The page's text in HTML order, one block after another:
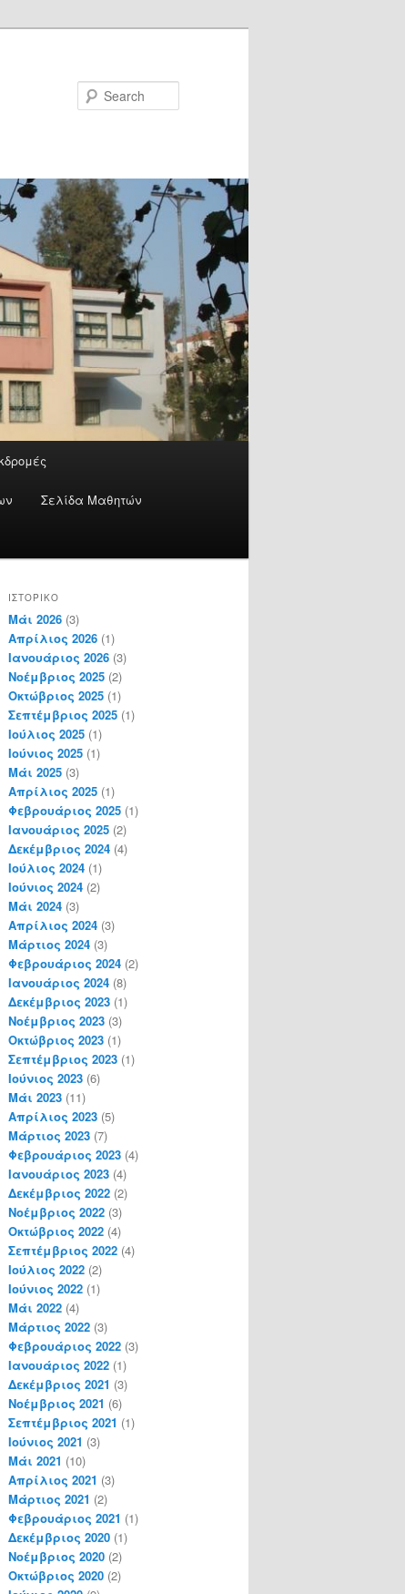
Σελίδα Μαθητών
ΙΣΤΟΡΙΚΌ
Μάι 2026 (3)
Απρίλιος 2026 (1)
Ιανουάριος 2026 (3)
Νοέμβριος 2025 (2)
Οκτώβριος 2025 (1)
Σεπτέμβριος 2025 (1)
Ιούλιος 2025 (1)
Ιούνιος 2025 (1)
Μάι 2025 (3)
Απρίλιος 2025 (1)
Φεβρουάριος 2025 (1)
Ιανουάριος 2025 (2)
Δεκέμβριος 2024 (4)
Ιούλιος 2024 (1)
Ιούνιος 2024 (2)
Μάι 2024 (3)
Απρίλιος 2024 (3)
Μάρτιος 2024 (3)
Φεβρουάριος 2024 (2)
Ιανουάριος 2024 (8)
Δεκέμβριος 2023 (1)
Νοέμβριος 2023 (3)
Οκτώβριος 2023 (1)
Σεπτέμβριος 2023 (1)
Ιούνιος 2023 (6)
Μάι 2023 (11)
Απρίλιος 2023 (5)
Μάρτιος 2023 (7)
Φεβρουάριος 2023 (4)
Ιανουάριος 2023 (4)
Δεκέμβριος 2022 (2)
Νοέμβριος 2022 (3)
Οκτώβριος 2022 (4)
Σεπτέμβριος 2022 (4)
Ιούλιος 2022 (2)
Ιούνιος 2022 (1)
Μάι 2022 (4)
Μάρτιος 2022 (3)
Φεβρουάριος 2022 (3)
Ιανουάριος 2022 (1)
Δεκέμβριος 2021 (3)
Νοέμβριος 2021 (6)
Σεπτέμβριος 2021 (1)
Ιούνιος 2021 (3)
Μάι 2021 (10)
Απρίλιος 2021 (3)
Μάρτιος 2021 (2)
Φεβρουάριος 2021 (1)
Δεκέμβριος 2020 (1)
Νοέμβριος 2020 (2)
Οκτώβριος 2020 (2)